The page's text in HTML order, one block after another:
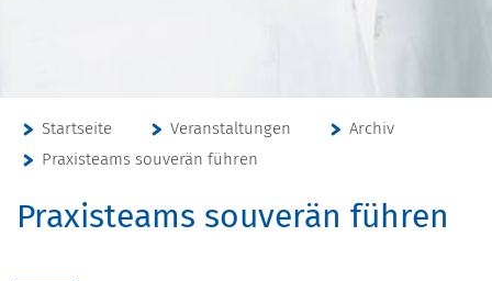
Startseite Veranstaltungen
Archiv
Praxisteams souverän führen
Praxisteams souverän führen